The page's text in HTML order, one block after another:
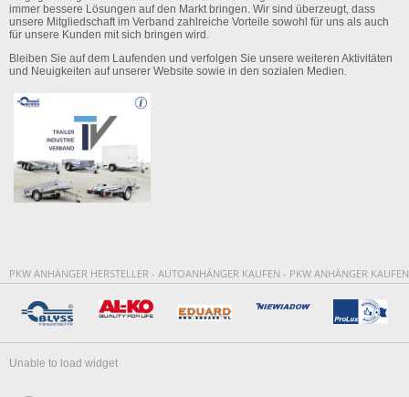
immer bessere Lösungen auf den Markt bringen. Wir sind überzeugt, dass
unsere Mitgliedschaft im Verband zahlreiche Vorteile sowohl für uns als auch
für unsere Kunden mit sich bringen wird.
Bleiben Sie auf dem Laufenden und verfolgen Sie unsere weiteren Aktivitäten
und Neuigkeiten auf unserer Website sowie in den sozialen Medien.
PKW ANHÄNGER HERSTELLER - AUTOANHÄNGER KAUFEN - PKW ANHÄNGER KAUFEN
Unable to load widget